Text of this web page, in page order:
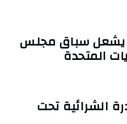
سباق مجلس
المتحدة
الشرائية تحت